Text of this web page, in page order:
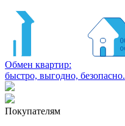
Обмен квартир:
быстро, выгодно, безопасно.
Покупателям